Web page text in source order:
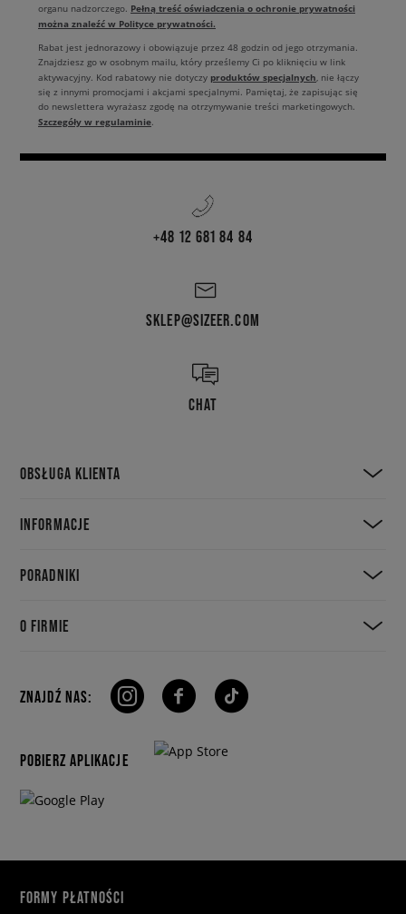
organu nadzorczego. Pełną treść oświadczenia o ochronie prywatności
można znaleźć w Polityce prywatności.
Rabat jest jednorazowy i obowiązuje przez 48 godzin od jego otrzymania.
Znajdziesz go w osobnym mailu, który prześlemy Ci po kliknięciu w link
aktywacyjny. Kod rabatowy nie dotyczy produktów specjalnych, nie łączy
się z innymi promocjami i akcjami specjalnymi. Pamiętaj, że zapisując się
do newslettera wyrażasz zgodę na otrzymywanie treści marketingowych.
Szczegóły w regulaminie.
+48 12 681 84 84
SKLEP@SIZEER.COM
CHAT
OBSŁUGA KLIENTA
INFORMACJE
PORADNIKI
O FIRMIE
ZNAJDŹ NAS:
POBIERZ APLIKACJE
FORMY PŁATNOŚCI